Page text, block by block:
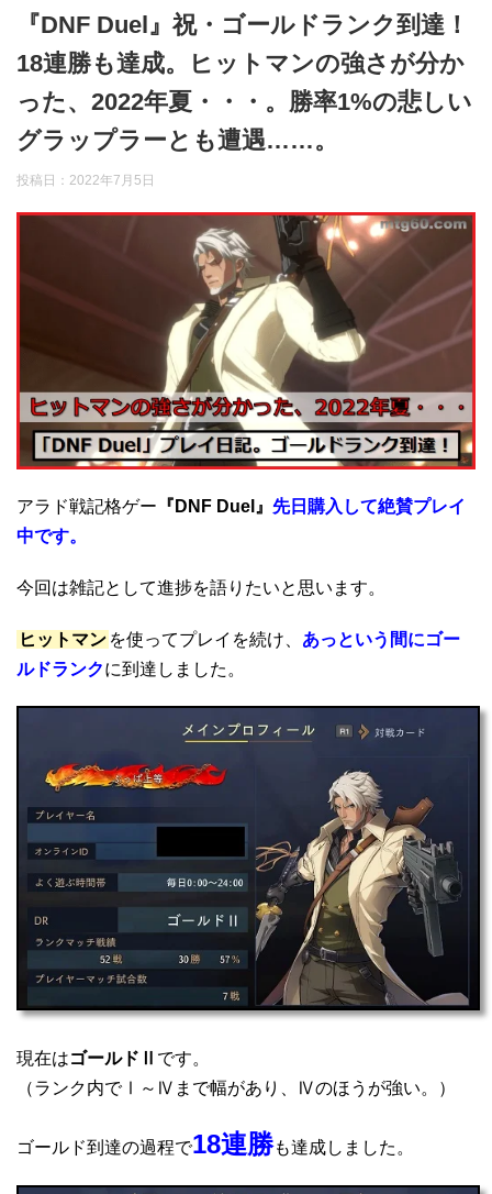
『DNF Duel』祝・ゴールドランク到達！
18連勝も達成。ヒットマンの強さが分か
った、2022年夏・・・。勝率1%の悲しい
グラップラーとも遭遇……。
投稿日： 2022年7月5日
アラド戦記格ゲー 『DNF Duel』 先日購入して絶賛プレイ
中です。
今回は雑記として進捗を語りたいと思います。
ヒットマン を使ってプレイを続け、 あっという間にゴー
ルドランクに到達しました。
現在はゴールドⅡ です。
（ランク内でⅠ～Ⅳまで幅があり、Ⅳのほうが強い。）
ゴールド到達の過程で18連勝も達成しました。